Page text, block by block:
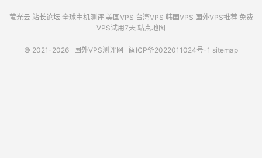
萤光云 站长论坛 全球主机测评 美国VPS 台湾VPS 韩国VPS 国外VPS推荐 免费
VPS试用7天 站点地图
© 2021-2026 国外VPS测评网 闽ICP备2022011024号-1 sitemap